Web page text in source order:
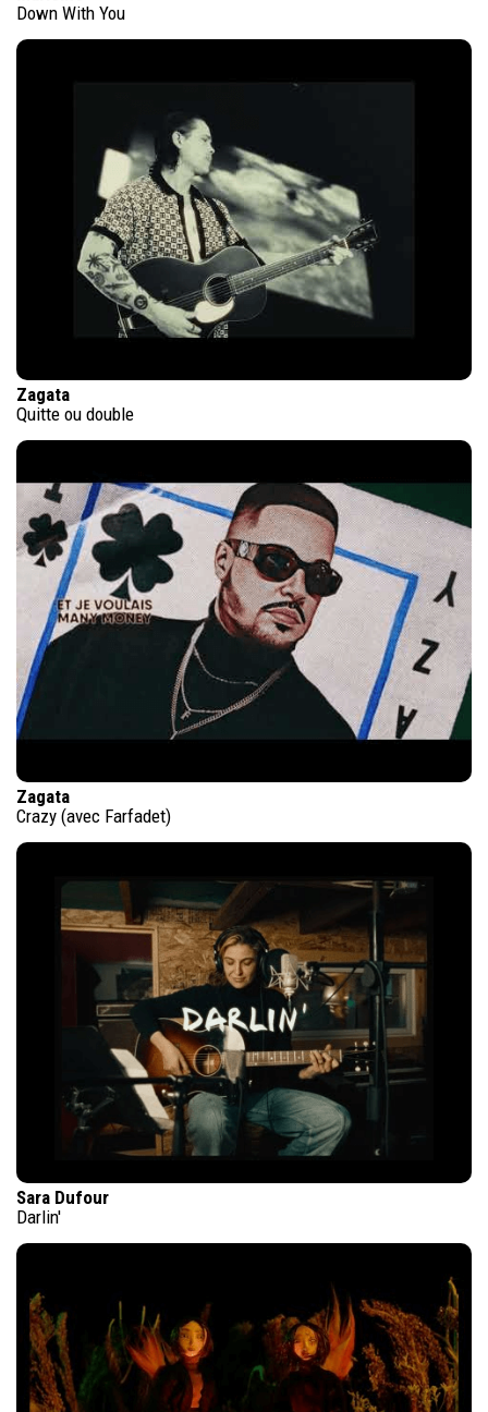
Down With You
Zagata
Quitte ou double
Zagata
Crazy (avec Farfadet)
Sara Dufour
Darlin'